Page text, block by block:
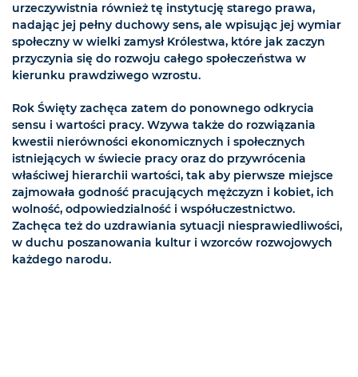
urzeczywistnia również tę instytucję starego prawa,
nadając jej pełny duchowy sens, ale wpisując jej wymiar
społeczny w wielki zamysł Królestwa, które jak zaczyn
przyczynia się do rozwoju całego społeczeństwa w
kierunku prawdziwego wzrostu.
Rok Święty zachęca zatem do ponownego odkrycia
sensu i wartości pracy. Wzywa także do rozwiązania
kwestii nierówności ekonomicznych i społecznych
istniejących w świecie pracy oraz do przywrócenia
właściwej hierarchii wartości, tak aby pierwsze miejsce
zajmowała godność pracujących mężczyzn i kobiet, ich
wolność, odpowiedzialność i współuczestnictwo.
Zachęca też do uzdrawiania sytuacji niesprawiedliwości,
w duchu poszanowania kultur i wzorców rozwojowych
każdego narodu.